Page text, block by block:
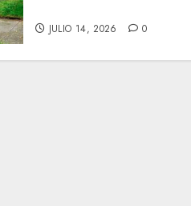
JULIO 14, 2026 0